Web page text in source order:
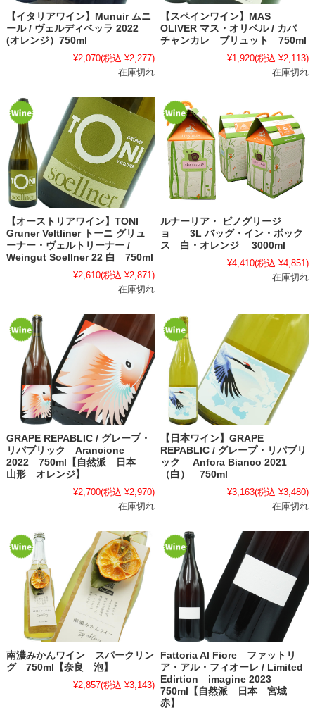
【イタリアワイン】Munuir ムニ
ール / ヴェルディベッラ 2022
(オレンジ）750ml
¥2,070(税込 ¥2,277)
在庫切れ
【スペインワイン】MAS
OLIVER マス・オリベル / カバ
チャンカレ ブリュット 750ml
¥1,920(税込 ¥2,113)
在庫切れ
【オーストリアワイン】TONI
Gruner Veltliner トーニ グリュ
ーナー・ヴェルトリーナー /
Weingut Soellner 22 白 750ml
¥2,610(税込 ¥2,871)
在庫切れ
ルナーリア・ ピノグリージ
ョ 3L バッグ・イン・ボック
ス 白・オレンジ 3000ml
¥4,410(税込 ¥4,851)
在庫切れ
GRAPE REPABLIC / グレープ・
リパブリック Arancione
2022 750ml【自然派 日本
山形 オレンジ】
¥2,700(税込 ¥2,970)
在庫切れ
【日本ワイン】GRAPE
REPABLIC / グレープ・リパブリ
ック Anfora Bianco 2021
（白） 750ml
¥3,163(税込 ¥3,480)
在庫切れ
南濃みかんワイン スパークリン
グ 750ml【奈良 泡】
¥2,857(税込 ¥3,143)
Fattoria Al Fiore ファットリ
ア・アル・フィオーレ / Limited
Edirtion imagine 2023
750ml【自然派 日本 宮城
赤】